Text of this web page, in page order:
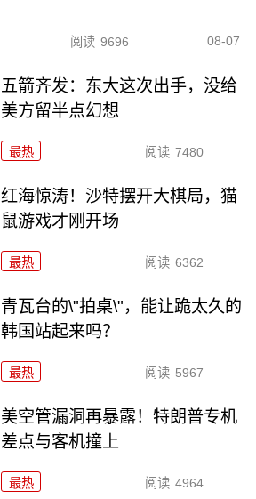
阅读 9696 08-07
五箭齐发：东大这次出手，没给
美方留半点幻想
最热 阅读 7480
红海惊涛！沙特摆开大棋局，猫
鼠游戏才刚开场
最热 阅读 6362
青瓦台的\"拍桌\"，能让跪太久的
韩国站起来吗？
最热 阅读 5967
美空管漏洞再暴露！特朗普专机
差点与客机撞上
最热 阅读 4964